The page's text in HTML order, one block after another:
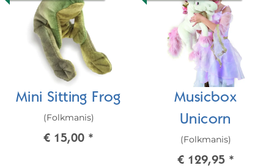
Mini Sitting Frog
(Folkmanis)
€ 15,00 *
Musicbox
Unicorn
(Folkmanis)
€ 129,95 *